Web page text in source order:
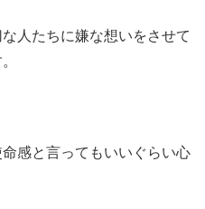
人たちに嫌な想いをさせて
感と言ってもいいぐらい心